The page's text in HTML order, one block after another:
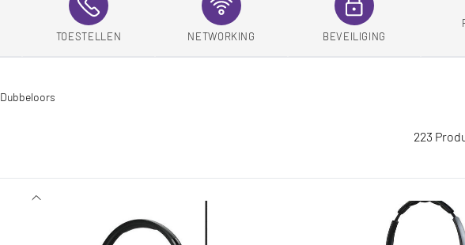
TOESTELLEN NETWORKING BEVEILIGING
Dubbeloors
223